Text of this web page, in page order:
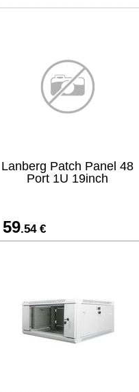
Lanberg Patch Panel 48
Port 1U 19inch
59.54 €